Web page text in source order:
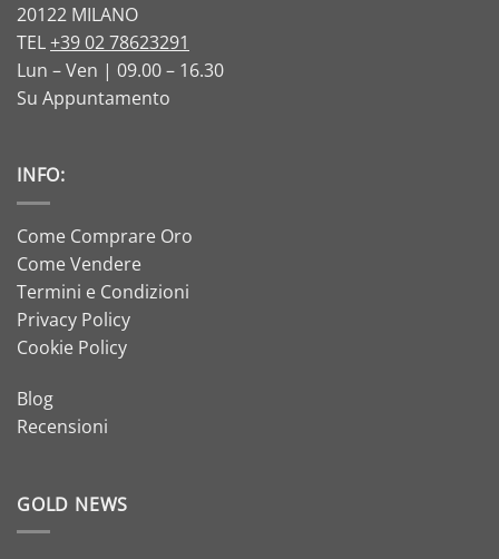
20122 MILANO
TEL+39 02 78623291
Lun – Ven | 09.00 – 16.30
Su Appuntamento
INFO:
Come Comprare Oro
Come Vendere
Termini e Condizioni
Privacy Policy
Cookie Policy
Blog
Recensioni
GOLD NEWS